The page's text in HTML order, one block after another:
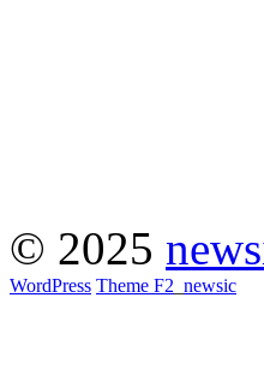
© 2025
WordPress Theme F2 newsic